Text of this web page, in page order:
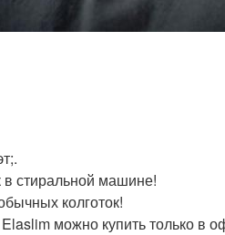
стиральной машине!
колготок!
можно купить только в